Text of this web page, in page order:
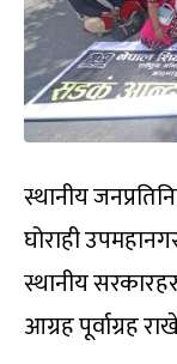
स्थानीय
घोराही
स्थानीय
आग्रह पूर्वाग्रह